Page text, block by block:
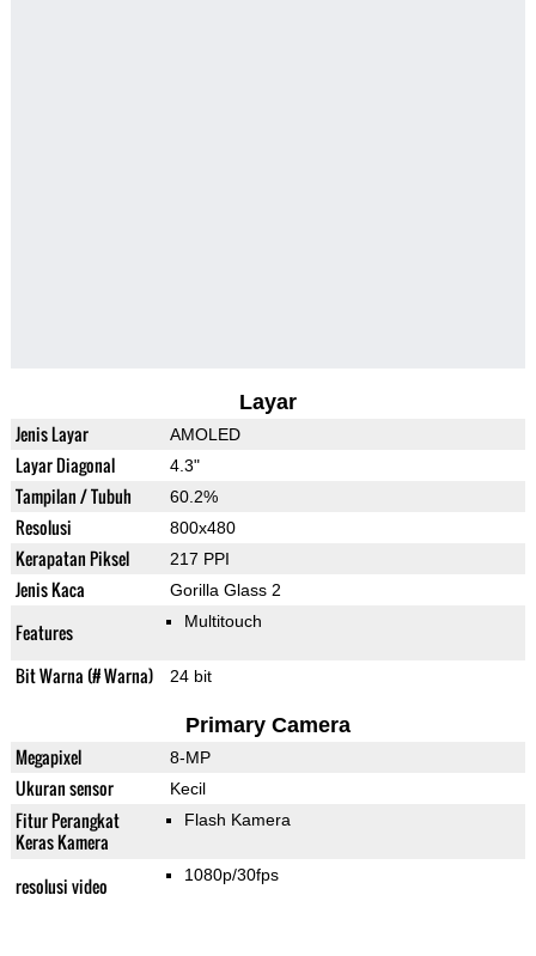
Layar
Jenis Layar AMOLED
Layar Diagonal 4.3"
Tampilan / Tubuh 60.2%
Resolusi 800x480
Kerapatan Piksel 217 PPI
Jenis Kaca Gorilla Glass 2
Features Multitouch
Bit Warna (# Warna) 24 bit
Primary Camera
Megapixel 8-MP
Ukuran sensor Kecil
Fitur Perangkat
Keras Kamera
Flash Kamera
resolusi video 1080p/30fps